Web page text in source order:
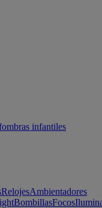
infantiles
RelojesAmbientadores
BombillasFocos